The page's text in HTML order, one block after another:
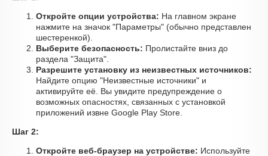
Откройте опции устройства: На главном экране
нажмите на значок "Параметры" (обычно представлен
шестеренкой).
Выберите безопасность: Пролистайте вниз до
раздела "Защита".
Разрешите установку из неизвестных источников:
Найдите опцию "Неизвестные источники" и
активируйте её. Вы увидите предупреждение о
возможных опасностях, связанных с установкой
приложений извне Google Play Store.
Шаг 2:
Откройте веб-браузер на устройстве: Используйте